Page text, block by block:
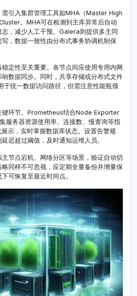
实
践
需引入集群管理工具如MHA（Master High
。MHA可在检测到主库异常后自动
，减少人工干预。Galera则提供多主同
，数据一致性由分布式事务协调机制保
定性至关重要。各节点间应使用专用内网
数据同步。同时，共享存储或分布式文件
于统一数据访问路径，但需注意性能瓶颈
键环节。Prometheus结合Node Exporter
服务器资源使用率、连接数、慢查询等指
示，实时掌握数据库状态。设置告警规
迟超过阈值，及时通知运维人员。
节点宕机、网络分区等场景，验证自动切
同样不可忽视，应定期全量备份并增量保
可恢复至最近时间点。